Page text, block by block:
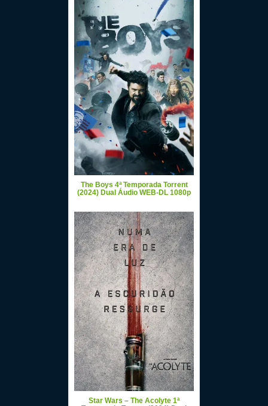
The Boys 4ª Temporada Torrent
(2024) Dual Áudio WEB-DL 1080p
Star Wars – The Acolyte 1ª